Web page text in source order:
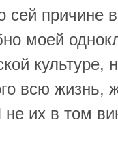
сей причине
моей
культуре,
всю жизнь,
не их в том